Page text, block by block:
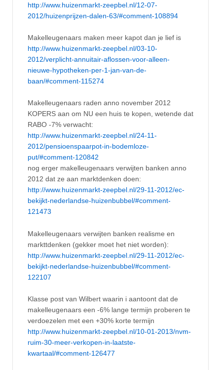
http://www.huizenmarkt-zeepbel.nl/12-07-
2012/huizenprijzen-dalen-63/#comment-108894
Makelleugenaars maken meer kapot dan je lief is
http://www.huizenmarkt-zeepbel.nl/03-10-
2012/verplicht-annuitair-aflossen-voor-alleen-
nieuwe-hypotheken-per-1-jan-van-de-
baan/#comment-115274
Makelleugenaars raden anno november 2012
KOPERS aan om NU een huis te kopen, wetende dat
RABO -7% verwacht:
http://www.huizenmarkt-zeepbel.nl/24-11-
2012/pensioenspaarpot-in-bodemloze-
put/#comment-120842
nog erger makelleugenaars verwijten banken anno
2012 dat ze aan marktdenken doen:
http://www.huizenmarkt-zeepbel.nl/29-11-2012/ec-
bekijkt-nederlandse-huizenbubbel/#comment-
121473
Makelleugenaars verwijten banken realisme en
markttdenken (gekker moet het niet worden):
http://www.huizenmarkt-zeepbel.nl/29-11-2012/ec-
bekijkt-nederlandse-huizenbubbel/#comment-
122107
Klasse post van Wilbert waarin i aantoont dat de
makelleugenaars een -6% lange termijn proberen te
verdoezelen met een +30% korte termijn
http://www.huizenmarkt-zeepbel.nl/10-01-2013/nvm-
ruim-30-meer-verkopen-in-laatste-
kwartaal/#comment-126477